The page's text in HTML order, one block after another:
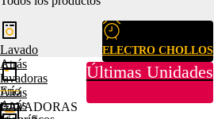
ELECTRO CHOLLOS
Últimas Unidades
Lavado
Atrás
lavadoras
Atrás
LAVADORAS
Frío
Atrás